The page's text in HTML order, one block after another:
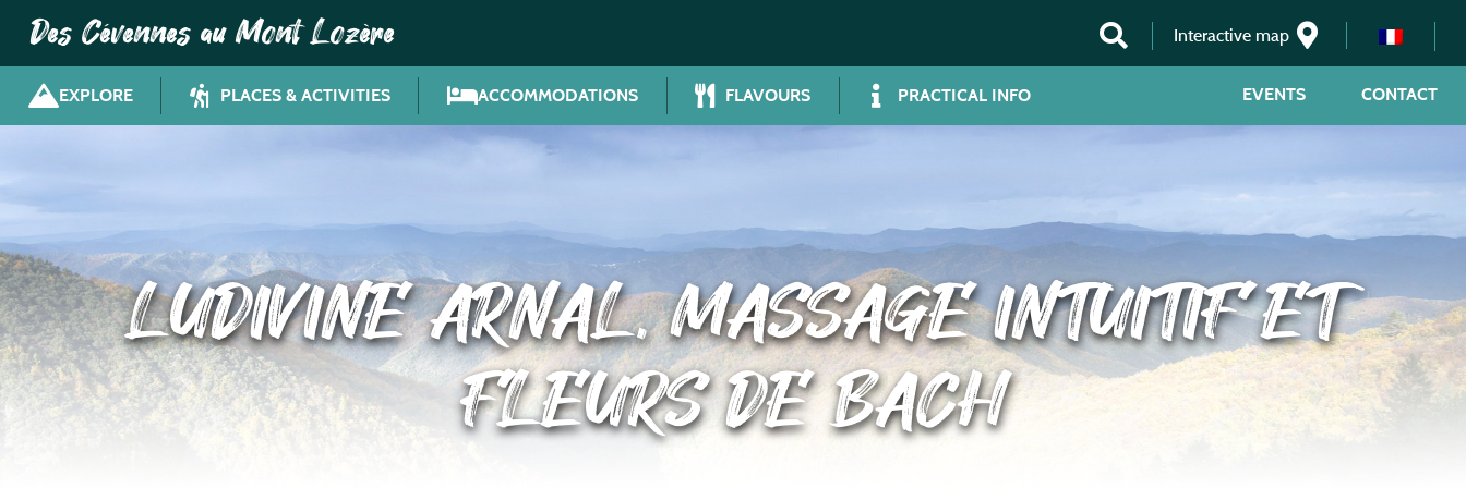
Des Cévennes au Mont Lozère Interactive map
EXPLORE PLACES & ACTIVITIES ACCOMMODATIONS FLAVOURS PRACTICAL INFO CONTACT
EVENTS
LUDIVINE ARNAL, MASSAGE INTUITIF ET
FLEURS DE BACH